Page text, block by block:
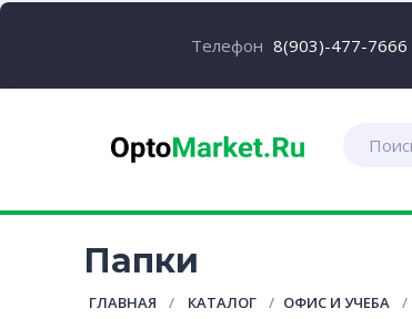
Телефон 8(903)-477-7666
Папки
ГЛАВНАЯ КАТАЛОГ ОФИС И УЧЕБА